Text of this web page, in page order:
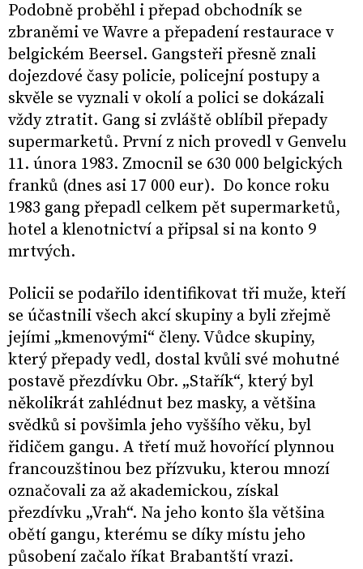
Podobně proběhl i přepad obchodník se
zbraněmi ve Wavre a přepadení restaurace v
belgickém Beersel. Gangsteři přesně znali
dojezdové časy policie, policejní postupy a
skvěle se vyznali v okolí a polici se dokázali
vždy ztratit. Gang si zvláště oblíbil přepady
supermarketů. První z nich provedl v Genvelu
11. února 1983. Zmocnil se 630 000 belgických
franků (dnes asi 17 000 eur). Do konce roku
1983 gang přepadl celkem pět supermarketů,
hotel a klenotnictví a připsal si na konto 9
mrtvých.
Policii se podařilo identifikovat tři muže, kteří
se účastnili všech akcí skupiny a byli zřejmě
jejími „kmenovými“ členy. Vůdce skupiny,
který přepady vedl, dostal kvůli své mohutné
postavě přezdívku Obr. „Stařík“, který byl
několikrát zahlédnut bez masky, a většina
svědků si povšimla jeho vyššího věku, byl
řidičem gangu. A třetí muž hovořící plynnou
francouzštinou bez přízvuku, kterou mnozí
označovali za až akademickou, získal
přezdívku „Vrah“. Na jeho konto šla většina
obětí gangu, kterému se díky místu jeho
působení začalo říkat Brabantští vrazi.